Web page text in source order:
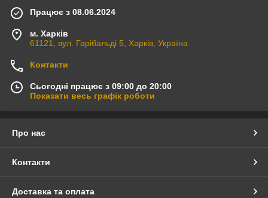
Працює з 08.06.2024
м. Харків
61121, вул. Гарібальді 5, Харків, Україна
Контакти
Сьогодні працює з 09:00 до 20:00
Показати весь графік роботи
Про нас
Контакти
Доставка та оплата